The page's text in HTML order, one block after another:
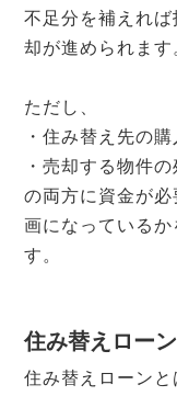
不足分を補えれ
却が進められます
ただし、
・住み替え先の購
・売却する物件
の両方に資金が
画になっている
す。
住み替えロー
住み替えローンと